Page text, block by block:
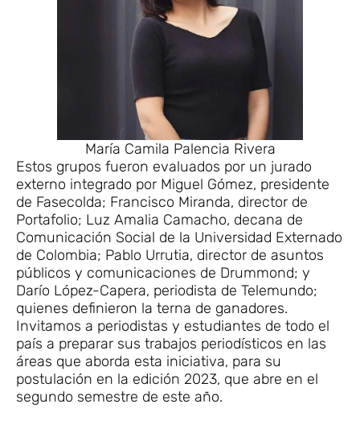
María Camila Palencia Rivera
Estos grupos fueron evaluados por un jurado
externo integrado por Miguel Gómez, presidente
de Fasecolda; Francisco Miranda, director de
Portafolio; Luz Amalia Camacho, decana de
Comunicación Social de la Universidad Externado
de Colombia; Pablo Urrutia, director de asuntos
públicos y comunicaciones de Drummond; y
Darío López-Capera, periodista de Telemundo;
quienes definieron la terna de ganadores.
Invitamos a periodistas y estudiantes de todo el
país a preparar sus trabajos periodísticos en las
áreas que aborda esta iniciativa, para su
postulación en la edición 2023, que abre en el
segundo semestre de este año.